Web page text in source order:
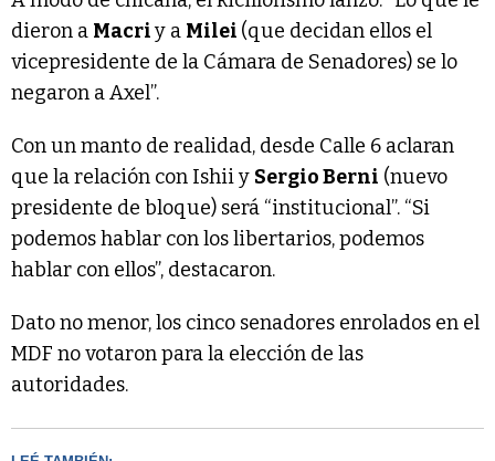
dieron a Macriy a Milei (que decidan ellos el
vicepresidente de la Cámara de Senadores) se lo
negaron a Axel”.
Con un manto de realidad, desde Calle 6 aclaran
que la relación con Ishii y Sergio Berni (nuevo
presidente de bloque) será “institucional”. “Si
podemos hablar con los libertarios, podemos
hablar con ellos”, destacaron.
Dato no menor, los cinco senadores enrolados en el
MDF no votaron para la elección de las
autoridades.